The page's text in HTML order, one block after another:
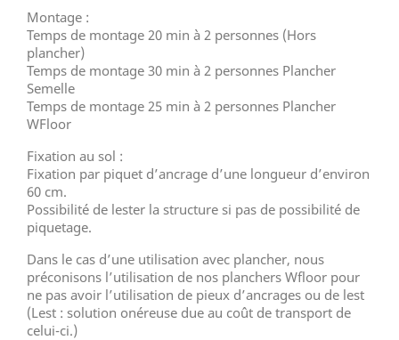
Montage :
Temps de montage 20 min à 2 personnes (Hors
plancher)
Temps de montage 30 min à 2 personnes Plancher
Semelle
Temps de montage 25 min à 2 personnes Plancher
WFloor
Fixation au sol :
Fixation par piquet d’ancrage d’une longueur d’environ
60 cm.
Possibilité de lester la structure si pas de possibilité de
piquetage.
Dans le cas d’une utilisation avec plancher, nous
préconisons l’utilisation de nos planchers Wfloor pour
ne pas avoir l’utilisation de pieux d’ancrages ou de lest
(Lest : solution onéreuse due au coût de transport de
celui-ci.)